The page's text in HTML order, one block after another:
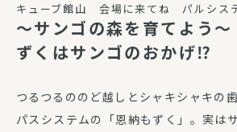
キューブ館山 会場に来てね パルシス
～サンゴの森を育てよう
ずくはサンゴのおかげ⁉
つるつるののど越しとシャキシャキの
パスシステムの「恩納もずく」。実は